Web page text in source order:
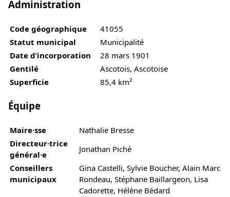
Administration
Code géographique
41055
Statut municipal
Municipalité
Date d’incorporation
28 mars 1901
Gentilé
Ascotois, Ascotoise
Superficie
85,4 km²
Équipe
Maire·sse
Nathalie Bresse
Directeur·trice
général·e
Jonathan Piché
Conseillers
municipaux
Gina Castelli, Sylvie Boucher, Alain Marc
Rondeau, Stéphane Baillargeon, Lisa
Cadorette, Hélène Bédard